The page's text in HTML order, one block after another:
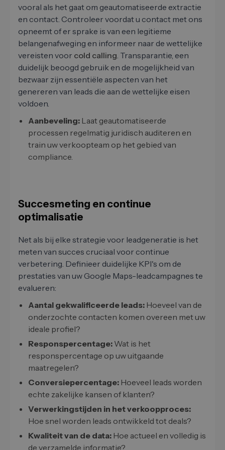
vooral als het gaat om geautomatiseerde extractie
en contact. Controleer voordat u contact met ons
opneemt of er sprake is van een legitieme
belangenafweging en informeer naar de wettelijke
vereisten voor cold calling. Transparantie, een
duidelijk beoogd gebruik en de mogelijkheid van
bezwaar zijn essentiële aspecten van het
genereren van leads die aan de wettelijke eisen
voldoen.
Aanbeveling: Laat geautomatiseerde
processen regelmatig juridisch auditeren en
train uw verkoopteam op het gebied van
compliance.
Succesmeting en continue
optimalisatie
Net als bij elke strategie voor leadgeneratie is het
meten van succes cruciaal voor continue
verbetering. Definieer duidelijke KPI's om de
prestaties van uw Google Maps-leadcampagnes te
evalueren:
Aantal gekwalificeerde leads: Hoeveel van de
onderzochte contacten komen overeen met uw
ideale profiel?
Responspercentage: Wat is het
responspercentage op uw uitgaande
maatregelen?
Conversiepercentage: Hoeveel leads worden
echte zakelijke kansen of klanten?
Verwerkingstijden in het verkoopproces:
Hoe snel worden leads ontwikkeld tot deals?
Kwaliteit van de data: Hoe actueel en volledig is
de verzamelde informatie?